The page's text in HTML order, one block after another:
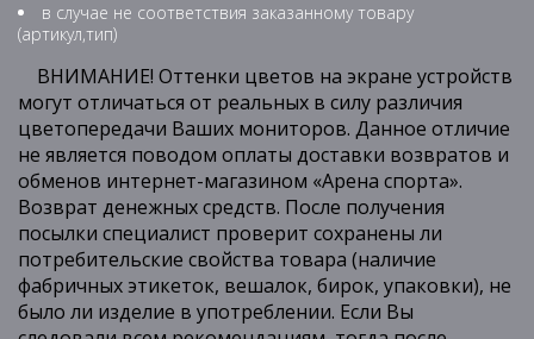
в случае не соответствия заказанному товару
(артикул,тип)
ВНИМАНИЕ! Оттенки цветов на экране устройств
могут отличаться от реальных в силу различия
цветопередачи Ваших мониторов. Данное отличие
не является поводом оплаты доставки возвратов и
обменов интернет-магазином «Арена спорта».
Возврат денежных средств. После получения
посылки специалист проверит сохранены ли
потребительские свойства товара (наличие
фабричных этикеток, вешалок, бирок, упаковки), не
было ли изделие в употреблении. Если Вы